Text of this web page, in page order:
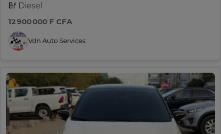
Diesel
12 900 000 F CFA
Vdn Auto Services